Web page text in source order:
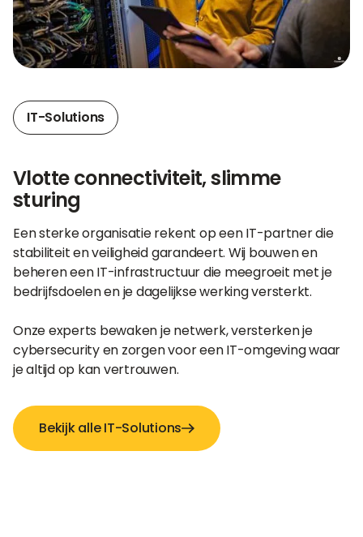
IT-Solutions
Vlotte connectiviteit, slimme
sturing
Een sterke organisatie rekent op een IT-partner die
stabiliteit en veiligheid garandeert. Wij bouwen en
beheren een IT-infrastructuur die meegroeit met je
bedrijfsdoelen en je dagelijkse werking versterkt.
Onze experts bewaken je netwerk, versterken je
cybersecurity en zorgen voor een IT-omgeving waar
je altijd op kan vertrouwen.
Bekijk alle IT-Solutions